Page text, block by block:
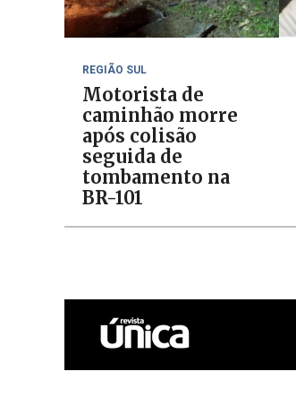
REGIÃO SUL
Motorista de
caminhão morre
após colisão
seguida de
tombamento na
BR-101